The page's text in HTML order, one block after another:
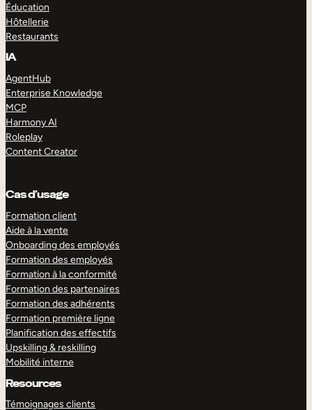
Éducation
Hôtellerie
Restaurants
IA
AgentHub
Enterprise Knowledge
MCP
Harmony AI
Roleplay
Content Creator
Cas d’usage
Formation client
Aide à la vente
Onboarding des employés
Formation des employés
Formation à la conformité
Formation des partenaires
Formation des adhérents
Formation première ligne
Planification des effectifs
Upskilling & reskilling
Mobilité interne
Resources
Témoignages clients